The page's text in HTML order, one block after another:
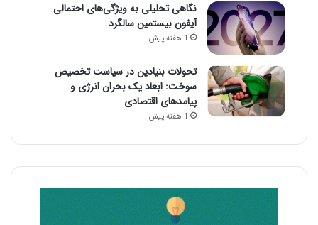
نگاهی تحلیلی به ویژگی‌های احتمالی
آیفون بیستمین سالگرد
1 هفته پیش
تحولات بنیادین در سیاست تخصیص
سوخت: ابعاد یک بحران انرژی و
پیامدهای اقتصادی
1 هفته پیش